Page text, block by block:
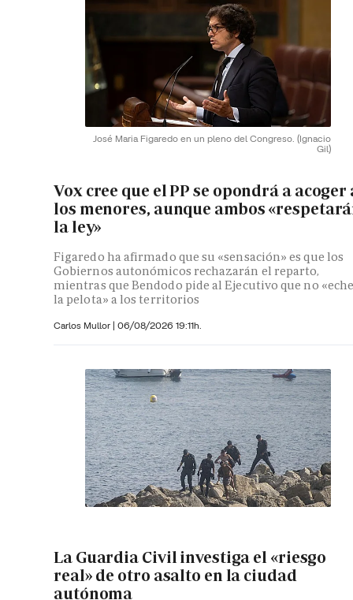
José Maria Figaredo en un pleno del Congreso. (Ignacio
Gil)
Vox cree que el PP se opondrá a acoger
los menores, aunque ambos
la ley»
Figaredo ha afirmado que su «sensación» es que los
Gobiernos autonómicos rechazarán el reparto,
mientras que Bendodo pide al Ejecutivo que no
la pelota» a los territorios
Carlos Mullor | 06/08/2026 19:11h.
La Guardia Civil investiga el «riesgo
real» de otro asalto en la ciudad
autónoma